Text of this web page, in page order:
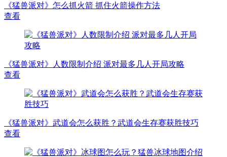
《猛兽派对》怎么抓火箭 抓住火箭操作方法
查看
《猛兽派对》人数限制介绍 派对最多几人开局攻略
查看
《猛兽派对》武道会怎么获胜？武道会生存赛获胜技巧
查看